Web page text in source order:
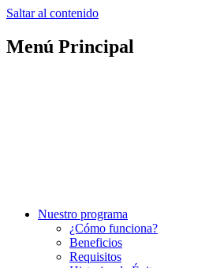
Saltar al contenido
Menú Principal
Nuestro programa
¿Cómo funciona?
Beneficios
Requisitos